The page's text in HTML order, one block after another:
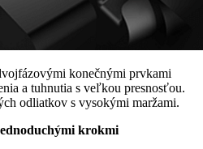
konečnými prvkami
a tuhnutia s veľkou presnosťou.
odliatkov s vysokými maržami.
krokmi